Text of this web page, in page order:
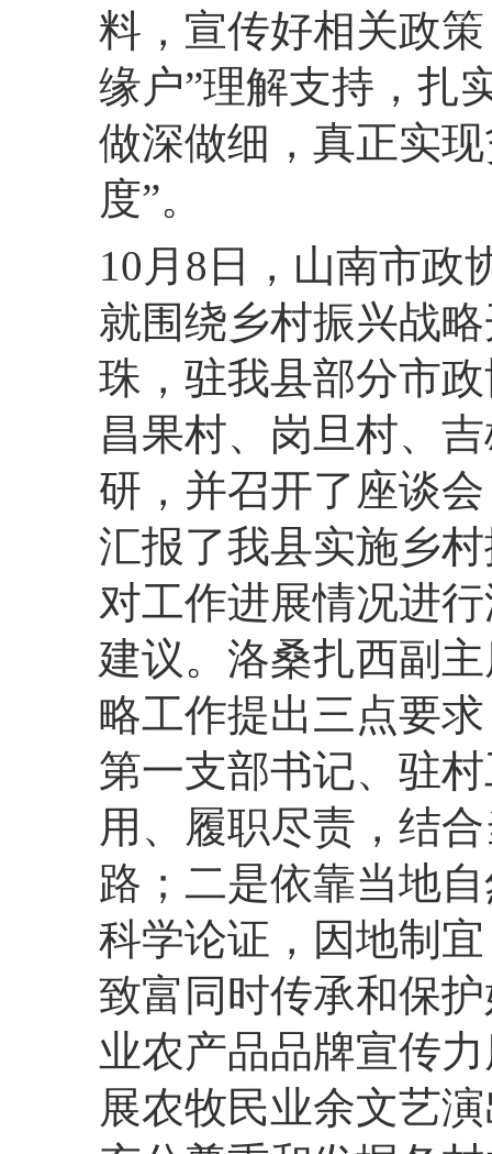
料，宣传好相关政
缘户”理解支持，扎
做深做细，真正实
度”。
10月8日，山南市政
就围绕乡村振兴战
珠，驻我县部分市
昌果村、岗旦村、
研，并召开了座谈
汇报了我县实施乡
对工作进展情况进
建议。洛桑扎西副
略工作提出三点要
第一支部书记、驻
用、履职尽责，结
路；二是依靠当地
科学论证，因地制
致富同时传承和保
业农产品品牌宣传
展农牧民业余文艺